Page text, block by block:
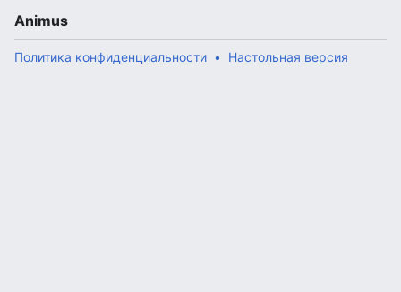
Animus
Политика конфиденциальности Настольная версия